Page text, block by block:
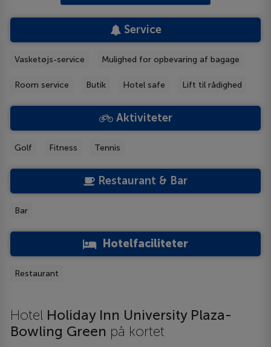
Service
Vasketøjs-service Mulighed for opbevaring af bagage
Room service Butik Hotel safe Lift til rådighed
Aktiviteter
Golf Fitness Tennis
Restaurant & Bar
Bar
Hotelfaciliteter
Restaurant
Hotel Holiday Inn University Plaza-
Bowling Green på kortet